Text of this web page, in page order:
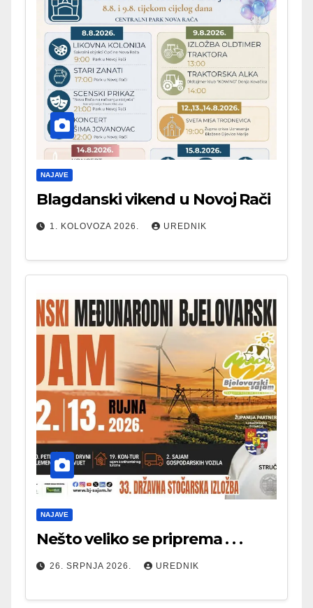
NAJAVE
Blagdanski vikend u Novoj Rači
1. KOLOVOZA 2026. UREDNIK
NAJAVE
Nešto veliko se priprema . . .
26. SRPNJA 2026. UREDNIK